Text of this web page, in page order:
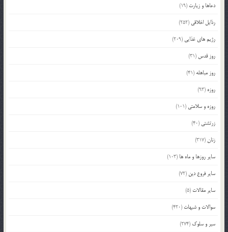
دعاها و زیارت (19)
رذایل اخلاقی (252)
رژیم های غذایی (209)
روز قدس (31)
روز مباهله (41)
روزه (93)
روزه و سلامتی (101)
زرتشتی (40)
زنان(317)
سایر روزها و ماه ها (103)
سایر فروع دین (72)
سایر مقالات (5)
سوالات و شبهات (420)
سیر و سلوک (274)